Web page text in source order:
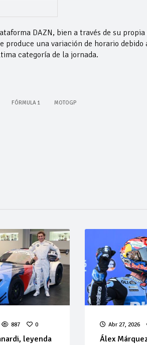
DAZN, bien a través de su
produce una variación de horario debido
categoría de la jornada.
FÓRMULA 1 MOTOGP
887 0
leyenda
Abr 27, 2026
Álex